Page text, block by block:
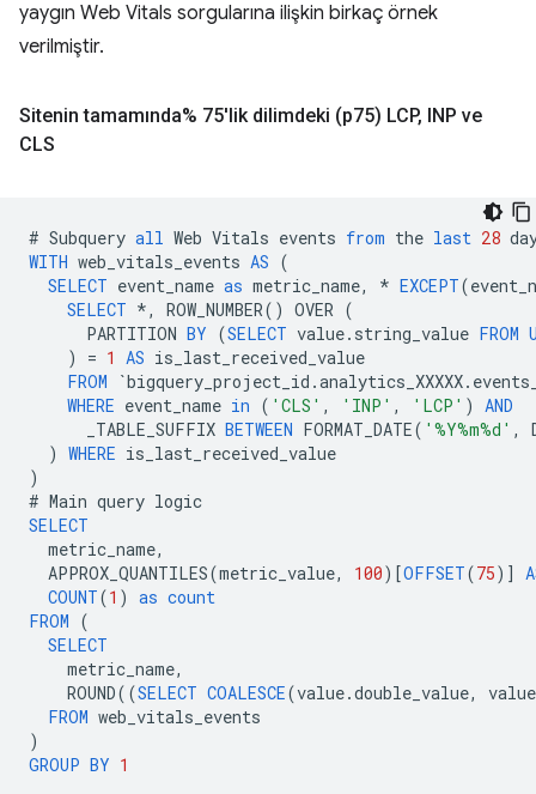
yaygın Web Vitals sorgularına ilişkin birkaç örnek
verilmiştir.
Sitenin tamamında% 75'lik dilimdeki (p75) LCP, INP ve
CLS
# Subquery all Web Vitals events from the last 28
WITH web_vitals_events AS (
SELECT event_name as metric_name, * EXCEPT(
SELECT *, ROW_NUMBER() OVER (
PARTITION BY (SELECT value. string_value FROM
)
= 1 AS is_last_received_value
FROM
`bigquery_project_id .analytics_XXXXX.
WHERE event_name in ( 'CLS' , 'INP' , 'LCP' )
AND
_TABLE_SUFFIX BETWEEN FORMAT_DATE( '%Y%m%d' ,
) WHERE is_last_received_value
)
# Main query logic
SELECT
metric_name,
APPROX_QUANTILES(metric_value, 100)[OFFSET(75)]
COUNT(1 ) as count
FROM (
SELECT
metric_name,
ROUND((SELECT COALESCE(value.double_value,
value
FROM web_vitals_events
)
GROUP BY 1